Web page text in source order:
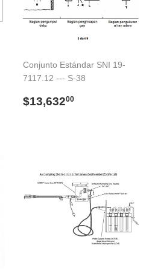
Conjunto Estándar SNI 19-
7117.12 --- S-38
Precio
$13,63200